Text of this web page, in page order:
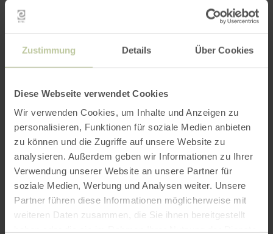
Zustimmung Details Über Cookies
Diese Webseite verwendet Cookies
Wir verwenden Cookies, um Inhalte und Anzeigen zu
personalisieren, Funktionen für soziale Medien anbieten
zu können und die Zugriffe auf unsere Website zu
analysieren. Außerdem geben wir Informationen zu Ihrer
Verwendung unserer Website an unsere Partner für
soziale Medien, Werbung und Analysen weiter. Unsere
Partner führen diese Informationen möglicherweise mit
weiteren Daten zusammen, die Sie ihnen bereitgestellt
Meer informatie
Openingstijden
Kenmerken / bijzonderheden
Categorieën